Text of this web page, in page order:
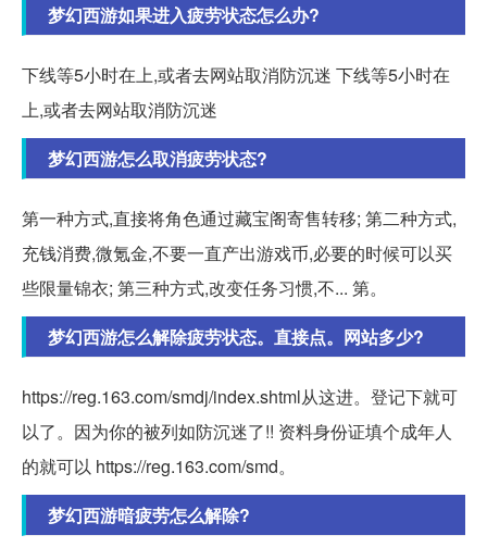
梦幻西游如果进入疲劳状态怎么办?
下线等5小时在上,或者去网站取消防沉迷 下线等5小时在
上,或者去网站取消防沉迷
梦幻西游怎么取消疲劳状态?
第一种方式,直接将角色通过藏宝阁寄售转移; 第二种方式,
充钱消费,微氪金,不要一直产出游戏币,必要的时候可以买
些限量锦衣; 第三种方式,改变任务习惯,不... 第。
梦幻西游怎么解除疲劳状态。直接点。网站多少?
https://reg.163.com/smdj/index.shtml从这进。登记下就可
以了。因为你的被列如防沉迷了!! 资料身份证填个成年人
的就可以 https://reg.163.com/smd。
梦幻西游暗疲劳怎么解除?